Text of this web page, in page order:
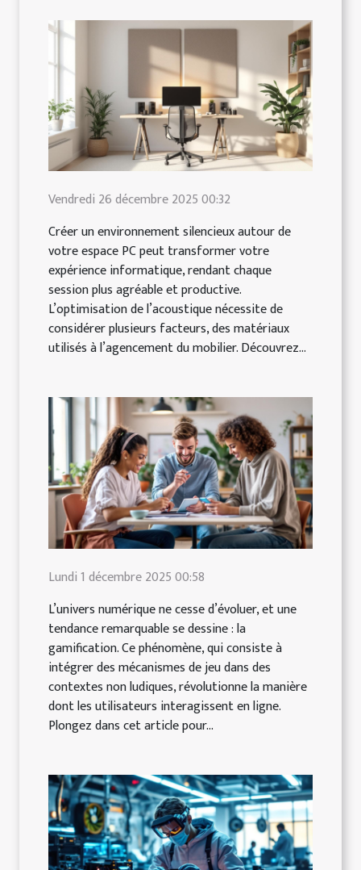
Vendredi 26 décembre 2025 00:32
Créer un environnement silencieux autour de
votre espace PC peut transformer votre
expérience informatique, rendant chaque
session plus agréable et productive.
L’optimisation de l’acoustique nécessite de
considérer plusieurs facteurs, des matériaux
utilisés à l’agencement du mobilier. Découvrez...
Lundi 1 décembre 2025 00:58
L’univers numérique ne cesse d’évoluer, et une
tendance remarquable se dessine : la
gamification. Ce phénomène, qui consiste à
intégrer des mécanismes de jeu dans des
contextes non ludiques, révolutionne la manière
dont les utilisateurs interagissent en ligne.
Plongez dans cet article pour...